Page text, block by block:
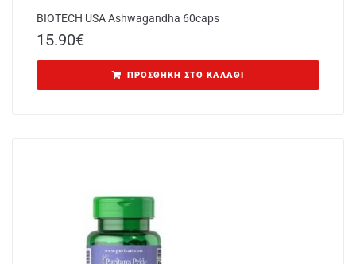
BIOTECH USA Ashwagandha 60caps
15.90€
ΠΡΟΣΘΉΚΗ ΣΤΟ ΚΑΛΆΘΙ